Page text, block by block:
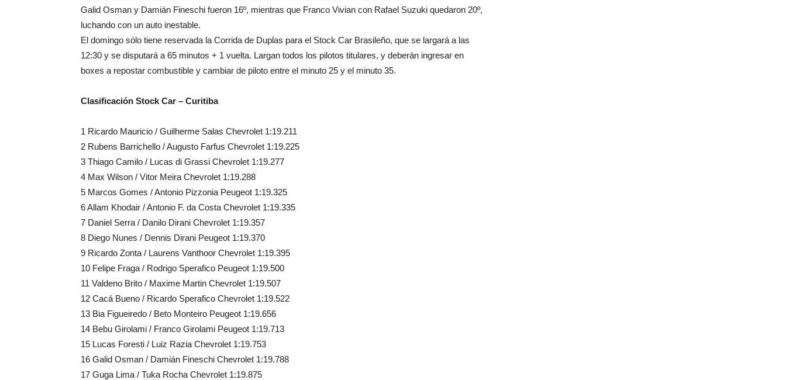
Galid Osman y Damián Fineschi fueron 16º, mientras que Franco Vivian con Rafael Suzuki quedaron 20º,
luchando con un auto inestable.
El domingo sólo tiene reservada la Corrida de Duplas para el Stock Car Brasileño, que se largará a las
12:30 y se disputará a 65 minutos + 1 vuelta. Largan todos los pilotos titulares, y deberán ingresar en
boxes a repostar combustible y cambiar de piloto entre el minuto 25 y el minuto 35.
Clasificación Stock Car – Curitiba
1 Ricardo Mauricio / Guilherme Salas Chevrolet 1:19.211
2 Rubens Barrichello / Augusto Farfus Chevrolet 1:19.225
3 Thiago Camilo / Lucas di Grassi Chevrolet 1:19.277
4 Max Wilson / Vitor Meira Chevrolet 1:19.288
5 Marcos Gomes / Antonio Pizzonia Peugeot 1:19.325
6 Allam Khodair / Antonio F. da Costa Chevrolet 1:19.335
7 Daniel Serra / Danilo Dirani Chevrolet 1:19.357
8 Diego Nunes / Dennis Dirani Peugeot 1:19.370
9 Ricardo Zonta / Laurens Vanthoor Chevrolet 1:19.395
10 Felipe Fraga / Rodrigo Sperafico Peugeot 1:19.500
11 Valdeno Brito / Maxime Martin Chevrolet 1:19.507
12 Cacá Bueno / Ricardo Sperafico Chevrolet 1:19.522
13 Bia Figueiredo / Beto Monteiro Peugeot 1:19.656
14 Bebu Girolami / Franco Girolami Peugeot 1:19.713
15 Lucas Foresti / Luiz Razia Chevrolet 1:19.753
16 Galid Osman / Damián Fineschi Chevrolet 1:19.788
17 Guga Lima / Tuka Rocha Chevrolet 1:19.875